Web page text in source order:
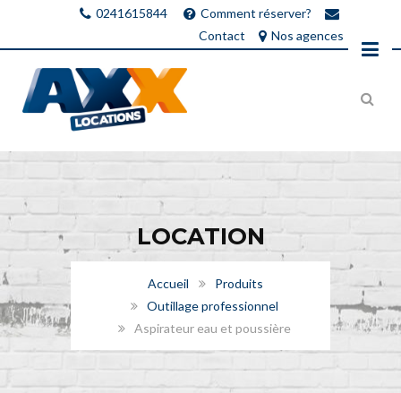
0241615844
Comment réserver?
Contact
Nos agences
LOCATION
Accueil
Produits
Outillage professionnel
Aspirateur eau et poussière